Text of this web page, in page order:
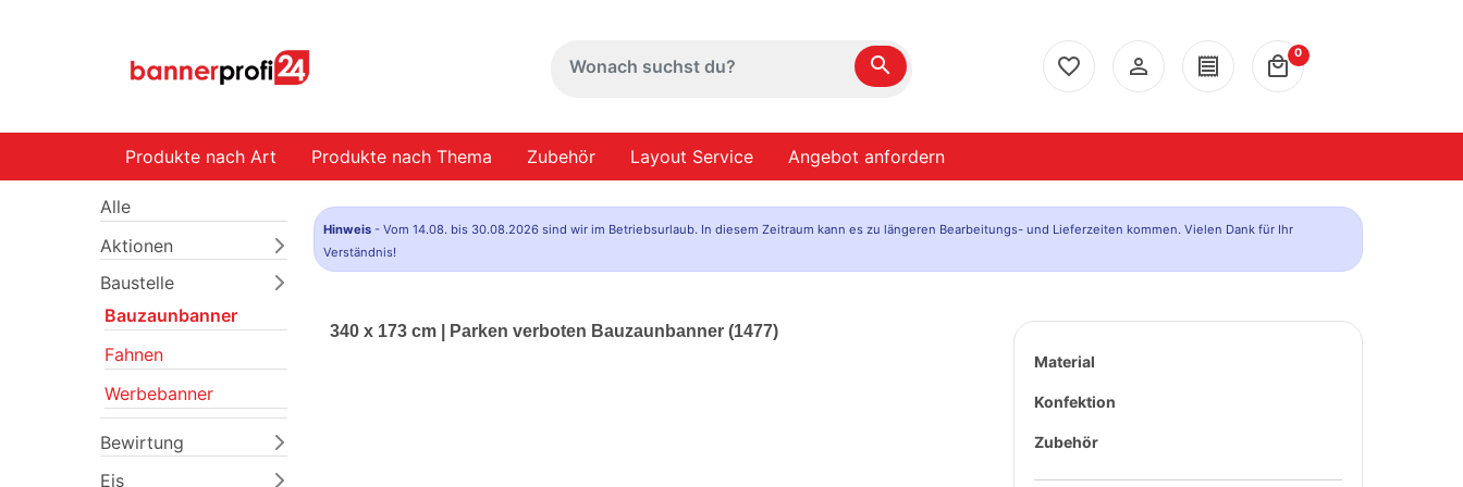
search favorite_border person_outline receipt local_mall
0
Produkte nach Art Produkte nach Thema Zubehör Layout Service Angebot anfordern
Alle
Aktionen
Baustelle
Bauzaunbanner
Fahnen
Werbebanner
Bewirtung
Eis
Hinweis - Vom 14.08. bis 30.08.2026 sind wir im Betriebsurlaub. In diesem Zeitraum kann es zu längeren Bearbeitungs- und Lieferzeiten kommen. Vielen Dank für Ihr
Verständnis!
340 x 173 cm | Parken verboten Bauzaunbanner (1477)
Material
Konfektion
Zubehör